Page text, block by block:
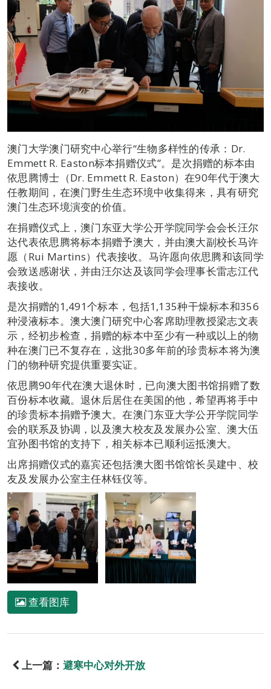
澳门大学澳门研究中心举行“生物多样性的传承：Dr.
Emmett R. Easton标本捐赠仪式”。是次捐赠的标本由
依思腾博士（Dr. Emmett R. Easton）在90年代于澳大
任教期间，在澳门野生生态环境中收集得来，具有研究
澳门生态环境演变的价值。
在捐赠仪式上，澳门东亚大学公开学院同学会会长汪尔
达代表依思腾将标本捐赠予澳大，并由澳大副校长马许
愿（Rui Martins）代表接收。马许愿向依思腾和该同学
会致送感谢状，并由汪尔达及该同学会理事长雷志江代
表接收。
是次捐赠的1,491个标本，包括1,135种干燥标本和356
种浸液标本。澳大澳门研究中心客席助理教授梁志文表
示，经初步检查，捐赠的标本中至少有一种或以上的物
种在澳门已不复存在，这批30多年前的珍贵标本将为澳
门的物种研究提供重要实证。
依思腾90年代在澳大退休时，已向澳大图书馆捐赠了数
百份标本收藏。退休后居住在美国的他，希望再将手中
的珍贵标本捐赠予澳大。在澳门东亚大学公开学院同学
会的联系及协调，以及澳大校友及发展办公室、澳大伍
宜孙图书馆的支持下，相关标本已顺利运抵澳大。
出席捐赠仪式的嘉宾还包括澳大图书馆馆长吴建中、校
友及发展办公室主任林钰仪等。
查看图库
上一篇： 避寒中心对外开放